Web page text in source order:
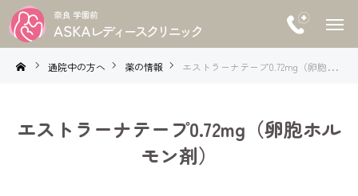
通院中の方へ 薬の情報 エストラーナテープ0.72mg（卵胞ホルモン剤）
エストラーナテープ0.72mg（卵胞ホル
モン剤）